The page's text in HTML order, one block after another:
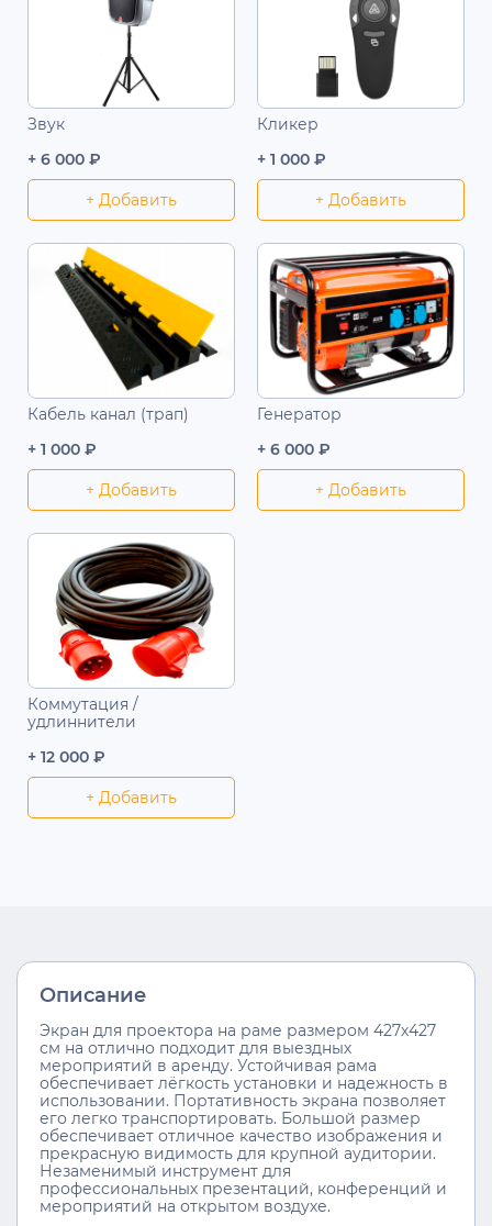
Звук
+ 6 000 ₽
+ Добавить
Кликер
+ 1 000 ₽
+ Добавить
Кабель канал (трап)
+ 1 000 ₽
+ Добавить
Генератор
+ 6 000 ₽
+ Добавить
Коммутация /
удлиннители
+ 12 000 ₽
+ Добавить
Описание
Экран для проектора на раме размером 427х427
см на отлично подходит для выездных
мероприятий в аренду. Устойчивая рама
обеспечивает лёгкость установки и надежность в
использовании. Портативность экрана позволяет
его легко транспортировать. Большой размер
обеспечивает отличное качество изображения и
прекрасную видимость для крупной аудитории.
Незаменимый инструмент для
профессиональных презентаций, конференций и
мероприятий на открытом воздухе.